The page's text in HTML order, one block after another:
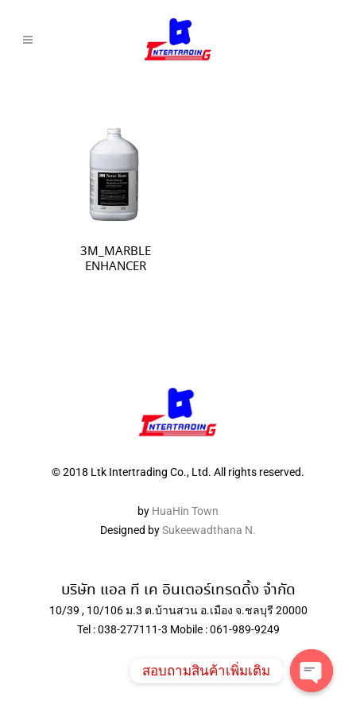
3M_MARBLE
ENHANCER
© 2018 Ltk Intertrading Co., Ltd. All rights reserved.
by HuaHin Town
Designed bySukeewadthana N.
บริษัท แอล ที เค อินเตอร์เทรดดิ้ง จำกัด
10/39 , 10/106 ม.3 ต.บ้านสวน อ.เมือง จ.ชลบุรี 20000
Tel : 038-277111-3 Mobile : 061-989-9249
สอบถามสินค้าเพิ่มเติม
Open